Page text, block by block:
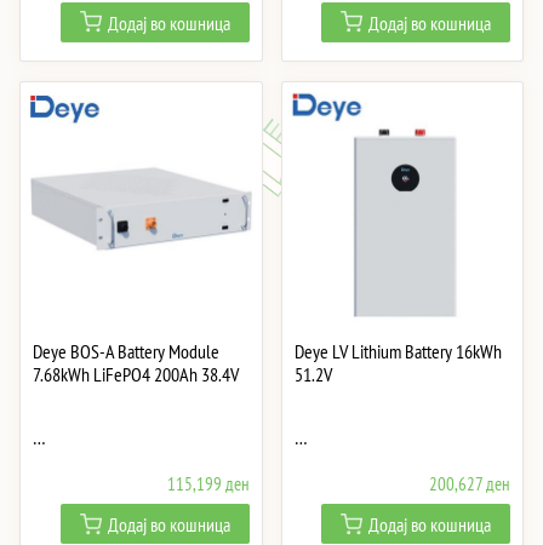
Додај во кошница Додај во кошница
Deye BOS-A Battery Module
7.68kWh LiFePO4 200Ah 38.4V
…
115,199 ден
Додај во кошница
Deye LV Lithium Battery 16kWh
51.2V
…
200,627ден
Додај во кошница